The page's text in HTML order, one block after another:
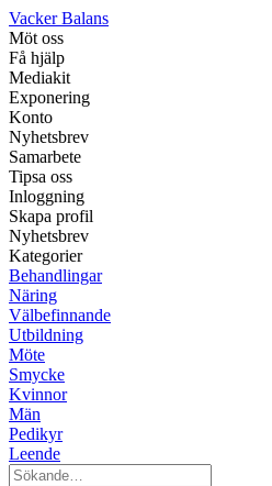
Vacker Balans
Möt oss
Få hjälp
Mediakit
Exponering
Konto
Nyhetsbrev
Samarbete
Tipsa oss
Inloggning
Skapa profil
Nyhetsbrev
Kategorier
Behandlingar
Näring
Välbefinnande
Utbildning
Möte
Smycke
Kvinnor
Män
Pedikyr
Leende